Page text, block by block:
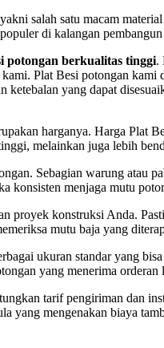
yakni salah satu macam
di kalangan
potongan berkualitas tinggi.
Plat Besi potongan
yang dapat
harganya. Harga Plat
melainkan juga lebih
Sebagian warung
menjaga mutu
proyek konstruksi Anda.
mutu baja yang
ukuran standar yang
yang menerima
tarif pengiriman dan
yang mengenakan biaya